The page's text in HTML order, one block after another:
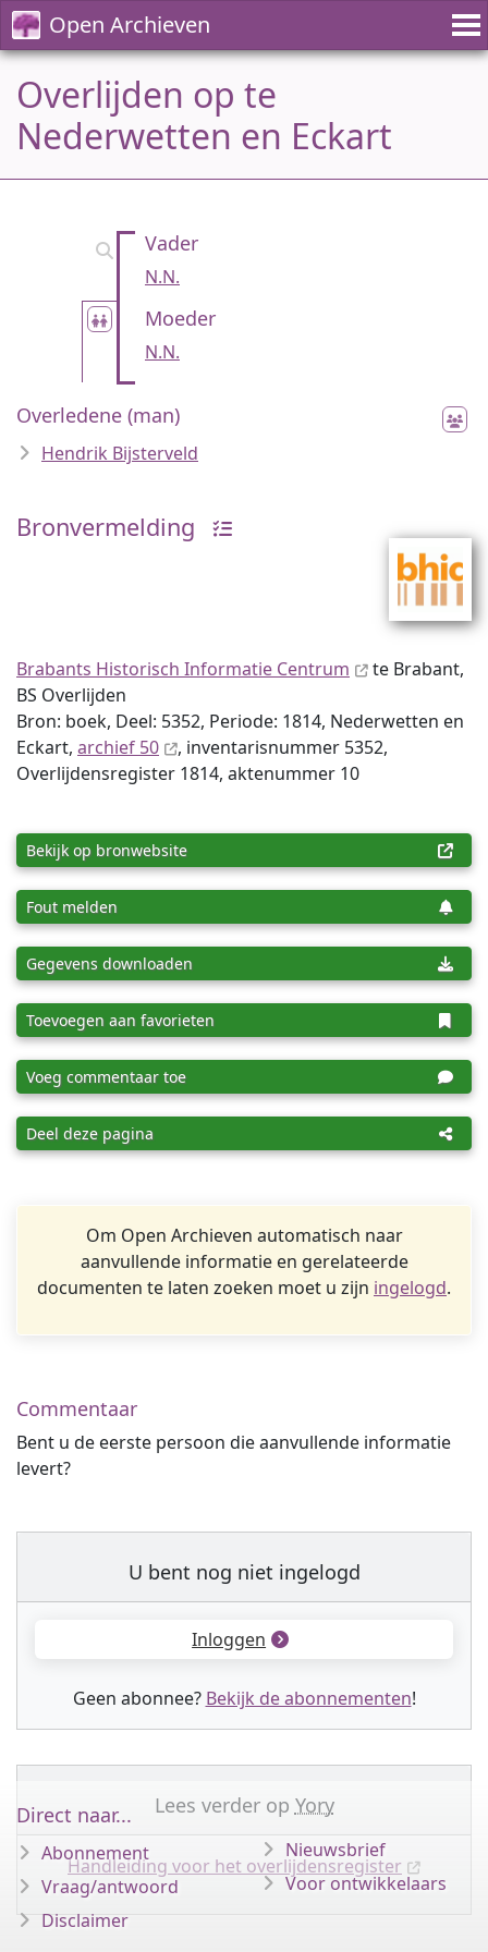
Open Archieven
Overlijden op te
Nederwetten en Eckart
Vader
N.N.
Moeder
N.N.
Overledene (man)
Hendrik Bijsterveld
Bronvermelding
Brabants Historisch Informatie Centrum
te Brabant,
BS Overlijden
Bron: boek, Deel: 5352, Periode: 1814, Nederwetten en
Eckart, archief 50
, inventaris­num­mer 5352,
Overlijdensregister 1814, aktenummer 10
Bekijk op bronwebsite
Fout melden
Gegevens downloaden
Toevoegen aan favorieten
Voeg commentaar toe
Deel deze pagina
Om Open Archieven automatisch naar
aanvullende informatie en gerelateerde
documenten te laten zoeken moet u zijn ingelogd.
Commentaar
Bent u de eerste persoon die aanvullende informatie
levert?
U bent nog niet ingelogd
Inloggen
Geen abonnee? Bekijk de abonnementen!
Lees verder op Yory
Handleiding voor het overlijdensregister
Direct naar...
Abonnement
Vraag/antwoord
Disclaimer
Nieuwsbrief
Voor ontwikkelaars